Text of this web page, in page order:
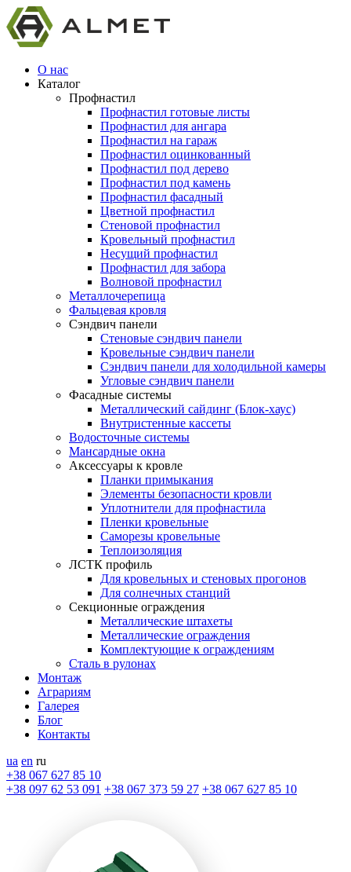
О нас
Каталог
Профнастил
Профнастил готовые листы
Профнастил для ангара
Профнастил на гараж
Профнастил оцинкованный
Профнастил под дерево
Профнастил под камень
Профнастил фасадный
Цветной профнастил
Стеновой профнастил
Кровельный профнастил
Несущий профнастил
Профнастил для забора
Волновой профнастил
Металлочерепица
Фальцевая кровля
Сэндвич панели
Стеновые сэндвич панели
Кровельные сэндвич панели
Сэндвич панели для холодильной камеры
Угловые сэндвич панели
Фасадные системы
Металлический сайдинг (Блок-хаус)
Внутристенные кассеты
Водосточные системы
Мансардные окна
Аксессуары к кровле
Планки примыкания
Элементы безопасности кровли
Уплотнители для профнастила
Пленки кровельные
Саморезы кровельные
Теплоизоляция
ЛСТК профиль
Для кровельных и стеновых прогонов
Для солнечных станций
Секционные ограждения
Металлические штахеты
Металлические ограждения
Комплектующие к ограждениям
Сталь в рулонах
Монтаж
Аграриям
Галерея
Блог
Контакты
ua en ru
+38 067 627 85 10
+38 097 62 53 091 +38 067 373 59 27 +38 067 627 85 10